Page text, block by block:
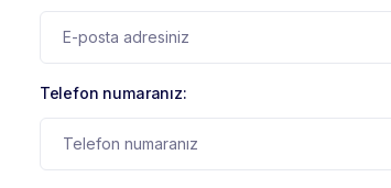
Telefon numaranız: